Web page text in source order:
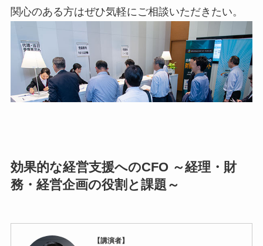
関心のある方はぜひ気軽にご相談いただきたい。
効果的な経営支援へのCFO ～経理・財
務・経営企画の役割と課題～
【講演者】